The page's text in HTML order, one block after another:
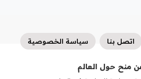
اتصل بنا سياسة الخصوصية
منح حول العالم